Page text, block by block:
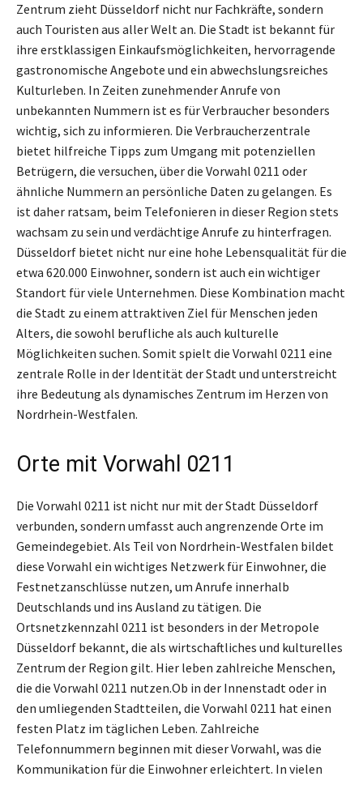
Zentrum zieht Düsseldorf nicht nur Fachkräfte, sondern
auch Touristen aus aller Welt an. Die Stadt ist bekannt für
ihre erstklassigen Einkaufsmöglichkeiten, hervorragende
gastronomische Angebote und ein abwechslungsreiches
Kulturleben. In Zeiten zunehmender Anrufe von
unbekannten Nummern ist es für Verbraucher besonders
wichtig, sich zu informieren. Die Verbraucherzentrale
bietet hilfreiche Tipps zum Umgang mit potenziellen
Betrügern, die versuchen, über die Vorwahl 0211 oder
ähnliche Nummern an persönliche Daten zu gelangen. Es
ist daher ratsam, beim Telefonieren in dieser Region stets
wachsam zu sein und verdächtige Anrufe zu hinterfragen.
Düsseldorf bietet nicht nur eine hohe Lebensqualität für die
etwa 620.000 Einwohner, sondern ist auch ein wichtiger
Standort für viele Unternehmen. Diese Kombination macht
die Stadt zu einem attraktiven Ziel für Menschen jeden
Alters, die sowohl berufliche als auch kulturelle
Möglichkeiten suchen. Somit spielt die Vorwahl 0211 eine
zentrale Rolle in der Identität der Stadt und unterstreicht
ihre Bedeutung als dynamisches Zentrum im Herzen von
Nordrhein-Westfalen.
Orte mit Vorwahl 0211
Die Vorwahl 0211 ist nicht nur mit der Stadt Düsseldorf
verbunden, sondern umfasst auch angrenzende Orte im
Gemeindegebiet. Als Teil von Nordrhein-Westfalen bildet
diese Vorwahl ein wichtiges Netzwerk für Einwohner, die
Festnetzanschlüsse nutzen, um Anrufe innerhalb
Deutschlands und ins Ausland zu tätigen. Die
Ortsnetzkennzahl 0211 ist besonders in der Metropole
Düsseldorf bekannt, die als wirtschaftliches und kulturelles
Zentrum der Region gilt. Hier leben zahlreiche Menschen,
die die Vorwahl 0211 nutzen.Ob in der Innenstadt oder in
den umliegenden Stadtteilen, die Vorwahl 0211 hat einen
festen Platz im täglichen Leben. Zahlreiche
Telefonnummern beginnen mit dieser Vorwahl, was die
Kommunikation für die Einwohner erleichtert. In vielen